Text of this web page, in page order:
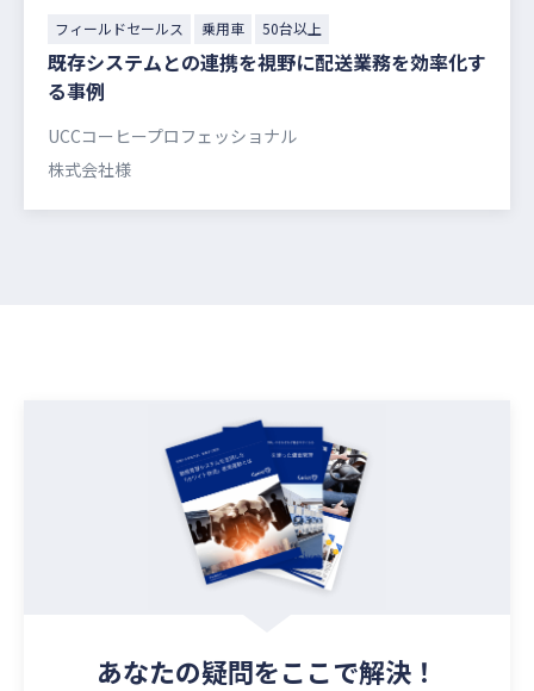
フィールドセールス 乗用車 50台以上
既存システムとの連携を視野に配送業務を効率化す
る事例
UCCコーヒープロフェッショナル
株式会社様
あなたの疑問をここで解決！